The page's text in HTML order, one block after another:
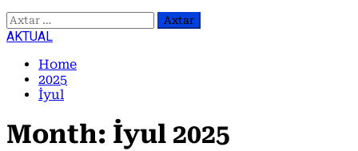
Axtarış:
AKTUAL
Home
2025
İyul
Month: İyul 2025